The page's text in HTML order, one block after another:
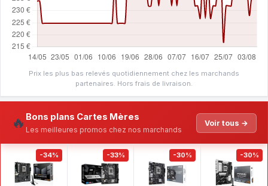
Prix les plus bas relevés quotidiennement chez les marchands
partenaires. Hors frais de livraison.
🔥 Bons plans Cartes Mères
Les meilleures promos chez nos marchands
Voir tous →
-34% -33% -30% -30%